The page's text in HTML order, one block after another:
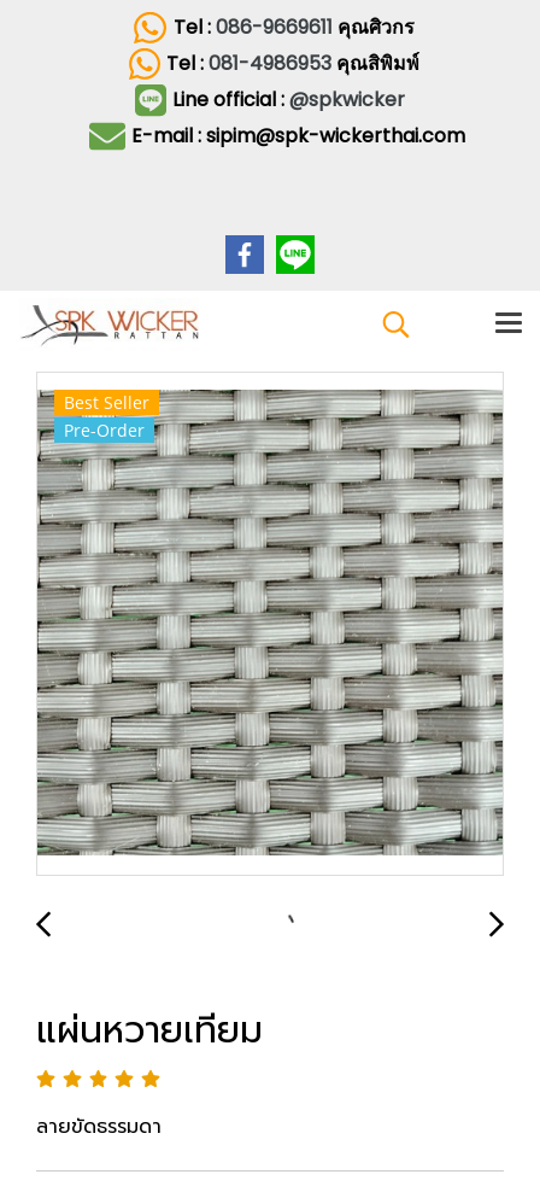
Tel :086-9669611 คุณศิวกร
Tel :081-4986953 คุณสิพิมพ์
Line official :@spkwicker
E-mail : sipim@spk-wickerthai.com
Best Seller
Pre-Order
แผ่นหวายเทียม
ลายขัดธรรมดา